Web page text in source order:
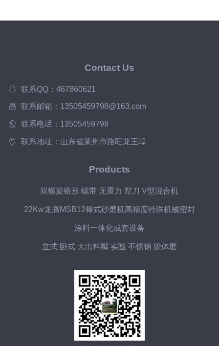
Contact Us
联系QQ：467860621
联系邮箱：13505459798@163.com
联系电话：13505459798
联系地址：山东省莱州市路旺龙王埠
Products
双螺旋锥形 螺带 无重力 犁刀 V型混合机
22Kw龙腾MSB12棒式砂磨机高精度特殊机械密封
涂料一体化成套设备
立式 卧式 大出料嘴 实验 不锈钢 胶体磨